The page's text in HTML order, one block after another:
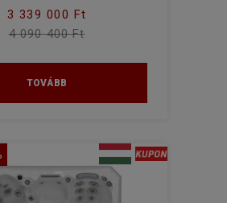
3 339 000 Ft
4 090 400 Ft
TOVÁBB